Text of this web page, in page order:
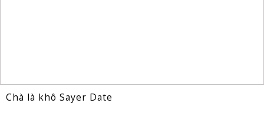
Chà là khô Sayer Date